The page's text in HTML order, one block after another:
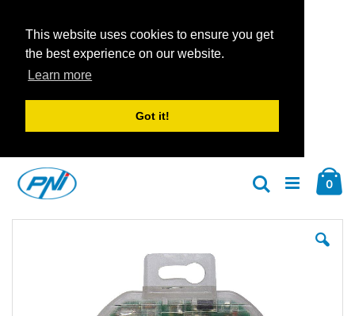
This website uses cookies to ensure you get
the best experience on our website.
Learn more
Got it!
Inhalt
springen
0
Suche